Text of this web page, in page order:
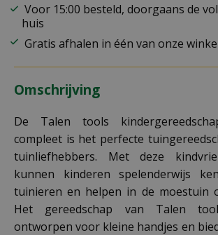
Voor 15:00 besteld, doorgaans de
huis
Gratis afhalen in één van onze
Omschrijving
De Talen tools
compleet is het perfecte
tuinliefhebbers. Met deze
kunnen kinderen spelenderwijs
tuinieren en helpen in de moestuin
Het gereedschap van Talen
ontworpen voor kleine handjes en